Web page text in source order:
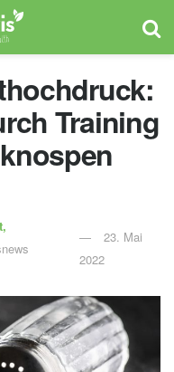
Training
23. Mai
2022